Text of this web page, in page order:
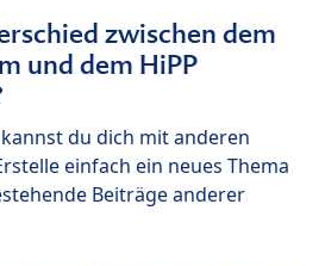
zwischen dem
und dem HiPP
du dich mit anderen
einfach ein neues Thema
Beiträge anderer